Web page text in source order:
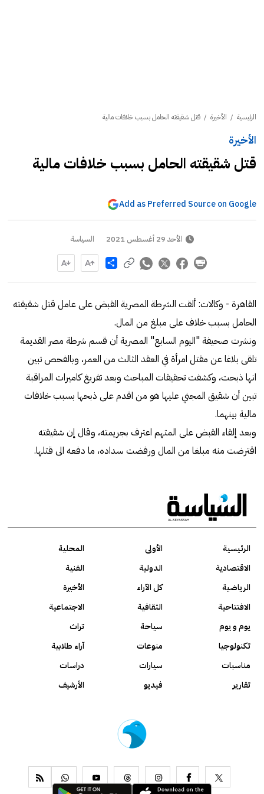
الرئيسية / الأخيرة / قتل شقيقته الحامل بسبب خلافات مالية
الأخيرة
قتل شقيقته الحامل بسبب خلافات مالية
Add as Preferred Source on Google
الأحد 29 أغسطس 2021 السياسة
Share
القاهرة - وكالات: ألقت الشرطة المصرية القبض على عامل قتل شقيقته
الحامل بسبب خلاف على مبلغ من المال.
ونشرت صحيفة "اليوم السابع" المصرية أن قسم شرطة مصر القديمة
تلقى بلاغا عن مقتل امرأة في العقد الثالث من العمر، وبالفحص تبين
انها ذبحت، وكشفت تحقيقات المباحث وبعد تفريغ كاميرات المراقبة
تبين أن شقيق المجني عليها هو من اقدم على ذبحها بسبب خلافات
مالية بينهما.
وبعد إلقاء القبض على المتهم اعترف بجريمته، وقال إن شقيقته
اقترضت منه مبلغا من المال ورفضت سداده، ما دفعه الى قتلها.
الرئيسية الأولى
المحلية
الاقتصادية
الدولية
الفنية
الرياضية
كل الآراء
الأخيرة
الافتتاحية
الثقافية
الاجتماعية
يوم و يوم
سياحة
تراث
تكنولوجيا
منوعات
آراء طلابية
مناسبات
سيارات
دراسات
تقارير
فيديو الأرشيف